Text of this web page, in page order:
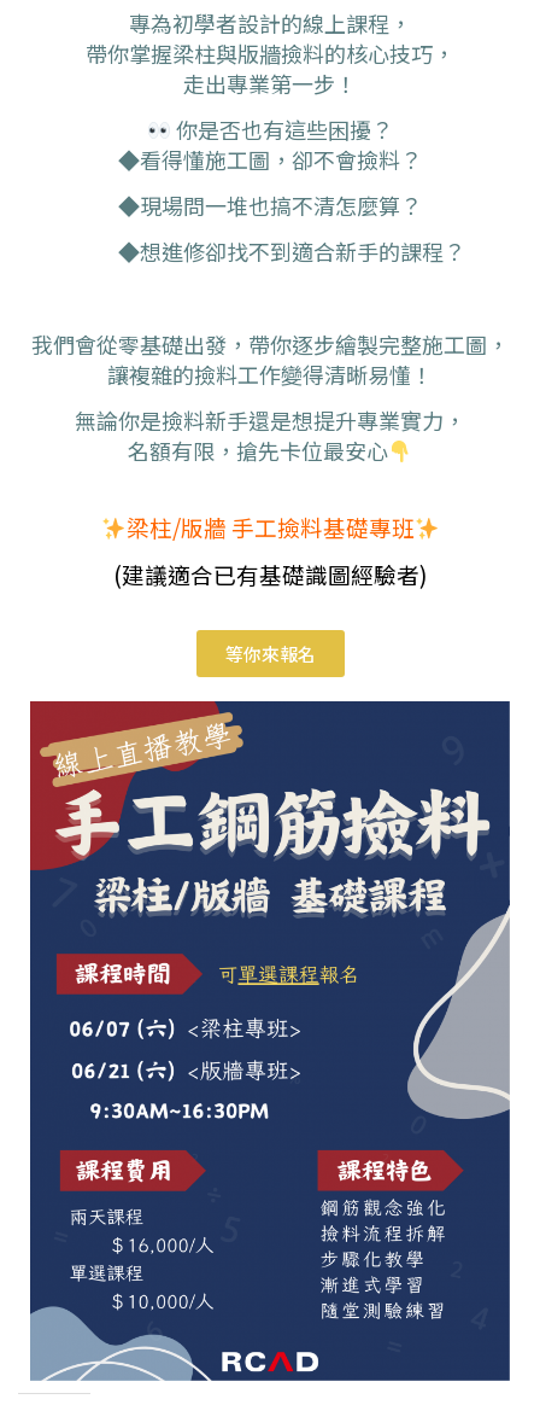
專為初學者設計的線上課程，
帶你掌握梁柱與版牆撿料的核心技巧，
走出專業第一步！
你是否也有這些困擾？
◆看得懂施工圖，卻不會撿料？
◆現場問一堆也搞不清怎麼算？
◆想進修卻找不到適合新手的課程？
我們會從零基礎出發，帶你逐步繪製完整施工圖，
讓複雜的撿料工作變得清晰易懂！
無論你是撿料新手還是想提升專業實力，
名額有限，搶先卡位最安心
梁柱/版牆 手工撿料基礎專班
(建議適合已有基礎識圖經驗者)
等你來報名